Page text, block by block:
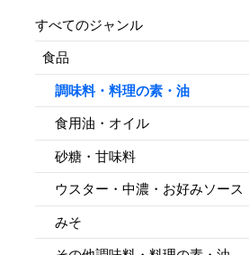
すべてのジャンル
食品
調味料・料理の素・油
食用油・オイル
砂糖・甘味料
ウスター・中濃・お好みソース
みそ